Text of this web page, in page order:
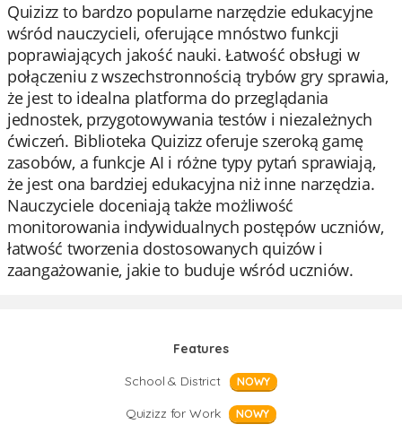
Quizizz to bardzo popularne narzędzie edukacyjne
wśród nauczycieli, oferujące mnóstwo funkcji
poprawiających jakość nauki. Łatwość obsługi w
połączeniu z wszechstronnością trybów gry sprawia,
że jest to idealna platforma do przeglądania
jednostek, przygotowywania testów i niezależnych
ćwiczeń. Biblioteka Quizizz oferuje szeroką gamę
zasobów, a funkcje AI i różne typy pytań sprawiają,
że jest ona bardziej edukacyjna niż inne narzędzia.
Nauczyciele doceniają także możliwość
monitorowania indywidualnych postępów uczniów,
łatwość tworzenia dostosowanych quizów i
zaangażowanie, jakie to buduje wśród uczniów.
Features
School & District
NOWY
Quizizz for Work NOWY